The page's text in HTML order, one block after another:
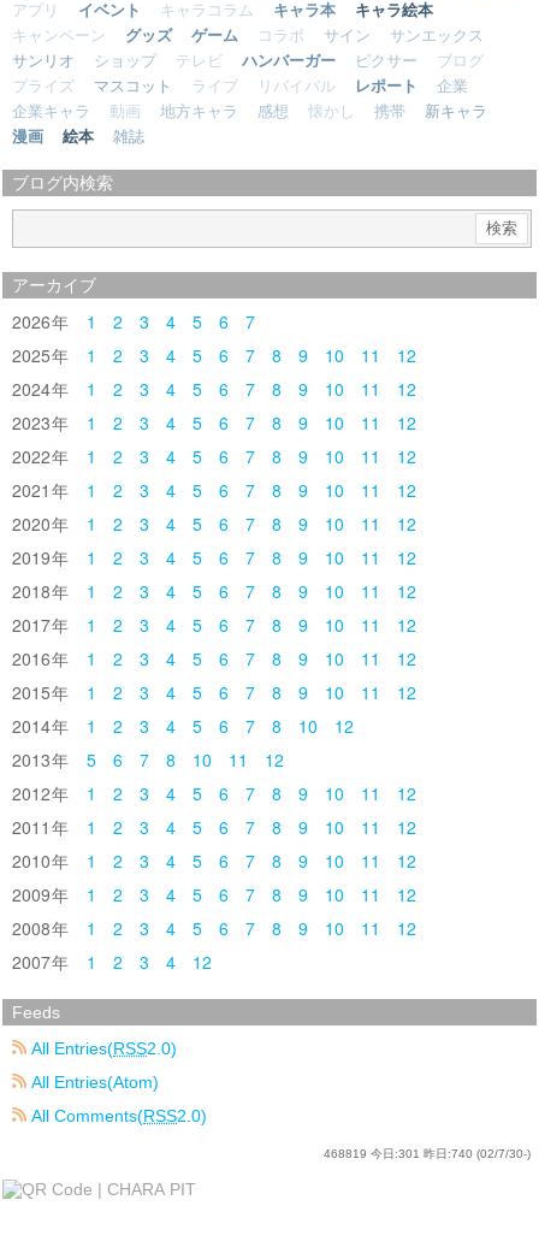
アプリ
イベント キャラコラム キャラ本
キャラ絵本
キャンペーン
グッズ ゲーム コラボ サイン
サンエックス
サンリオ
ショップ テレビ ハンバーガー ピクサー
ブログ
プライズ
マスコット ライブ リバイバル レポート
企業
企業キャラ
動画 地方キャラ 感想 懐かし 携帯
新キャラ
漫画
絵本 雑誌
ブログ内検索
アーカイブ
2026 1 2 3 4 5 6
7
2025
1 2 3 4 5 6 7 8 9 10 11
12
2024
1 2 3 4 5 6 7 8 9 10 11
12
2023
1 2 3 4 5 6 7 8 9 10 11
12
2022
1 2 3 4 5 6 7 8 9 10 11
12
2021
1 2 3 4 5 6 7 8 9 10 11
12
2020
1 2 3 4 5 6 7 8 9 10 11
12
2019
1 2 3 4 5 6 7 8 9 10 11
12
2018
1 2 3 4 5 6 7 8 9 10 11
12
2017
1 2 3 4 5 6 7 8 9 10 11
12
2016
1 2 3 4 5 6 7 8 9 10 11
12
2015
1 2 3 4 5 6 7 8 9 10 11
12
2014
1 2 3 4 5 6 7 8 10
12
2013
5 6 7 8 10 11
12
2012
1 2 3 4 5 6 7 8 9 10 11
12
2011
1 2 3 4 5 6 7 8 9 10 11
12
2010
1 2 3 4 5 6 7 8 9 10 11
12
2009
1 2 3 4 5 6 7 8 9 10 11
12
2008
1 2 3 4 5 6 7 8 9 10 11
12
2007
1 2 3 4 12
Feeds
All Entries(RSS2.0)
All Entries(Atom)
All Comments(RSS2.0)
468819 今日:301 昨日:740 (02/7/30-)